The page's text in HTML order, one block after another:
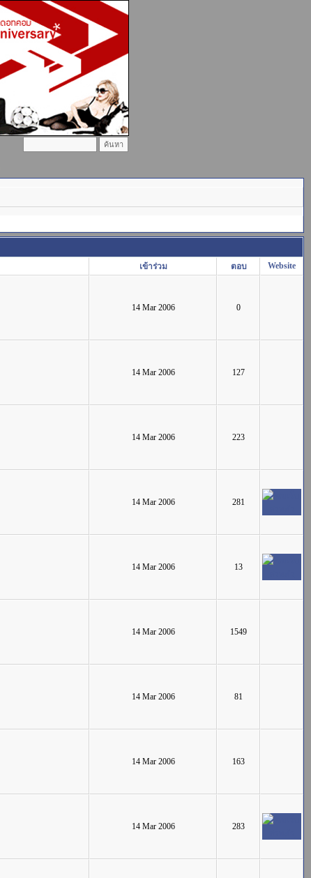
เข้าร่วม ตอบ Website
14 Mar 2006 0
14 Mar 2006 127
14 Mar 2006 223
14 Mar 2006 281
14 Mar 2006 13
14 Mar 2006 1549
14 Mar 2006 81
14 Mar 2006 163
14 Mar 2006 283